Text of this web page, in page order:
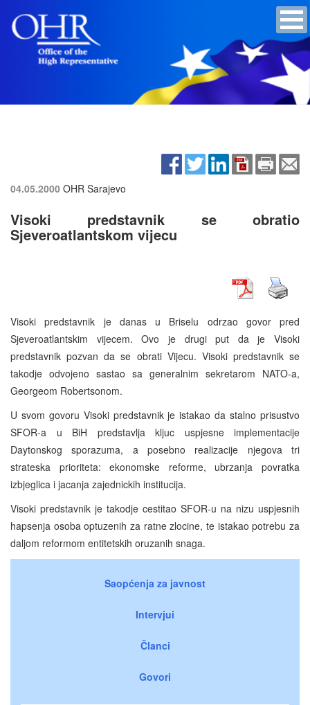
04.05.2000 OHR Sarajevo
Visoki predstavnik se obratio
Sjeveroatlantskom vijecu
Visoki predstavnik je danas u Briselu odrzao govor pred
Sjeveroatlantskim vijecem. Ovo je drugi put da je Visoki
predstavnik pozvan da se obrati Vijecu. Visoki predstavnik se
takodje odvojeno sastao sa generalnim sekretarom NATO-a,
Georgeom Robertsonom.
U svom govoru Visoki predstavnik je istakao da stalno prisustvo
SFOR-a u BiH predstavlja kljuc uspjesne implementacije
Daytonskog sporazuma, a posebno realizacije njegova tri
strateska prioriteta: ekonomske reforme, ubrzanja povratka
izbjeglica i jacanja zajednickih institucija.
Visoki predstavnik je takodje cestitao SFOR-u na nizu uspjesnih
hapsenja osoba optuzenih za ratne zlocine, te istakao potrebu za
daljom reformom entitetskih oruzanih snaga.
Saopćenja za javnost
Intervjui
Članci
Govori